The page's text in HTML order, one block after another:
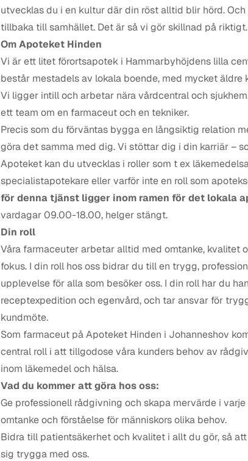
utvecklas du i en kultur där din röst alltid blir hörd.
tillbaka till samhället. Det är så vi gör skillnad på riktigt.
Om Apoteket Hinden
Vi är ett litet förortsapotek i Hammarbyhöjdens lilla
består mestadels av lokala boende, med mycket äldre
Vi ligger intill och arbetar nära vårdcentral och
ett team om en farmaceut och en tekniker.
Precis som du förväntas bygga en långsiktig relation
göra det samma med dig. Vi stöttar dig i din karriär –
Apoteket kan du utvecklas i roller som t ex
specialistapotekare eller varför inte en roll som
för denna tjänst ligger inom ramen för det lokala
vardagar 09.00-18.00, helger stängt.
Din roll
Våra farmaceuter arbetar alltid med omtanke, kvalitet
fokus. I din roll hos oss bidrar du till en trygg,
upplevelse för alla som besöker oss. I din roll har du
receptexpedition och egenvård, och tar ansvar för
kundmöte.
Som farmaceut på Apoteket Hinden i Johanneshov
central roll i att tillgodose våra kunders behov av
inom läkemedel och hälsa.
Vad du kommer att göra hos oss:
Ge professionell rådgivning och skapa mervärde i
omtanke och förståelse för människors olika behov.
Bidra till patientsäkerhet och kvalitet i allt du gör, så
sig trygga med oss.